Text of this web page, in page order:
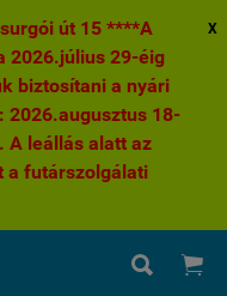
út 15 ****A
2026.július 29-éig
biztosítani a nyári
2026.augusztus 18-
A leállás alatt az
a futárszolgálati
X
 